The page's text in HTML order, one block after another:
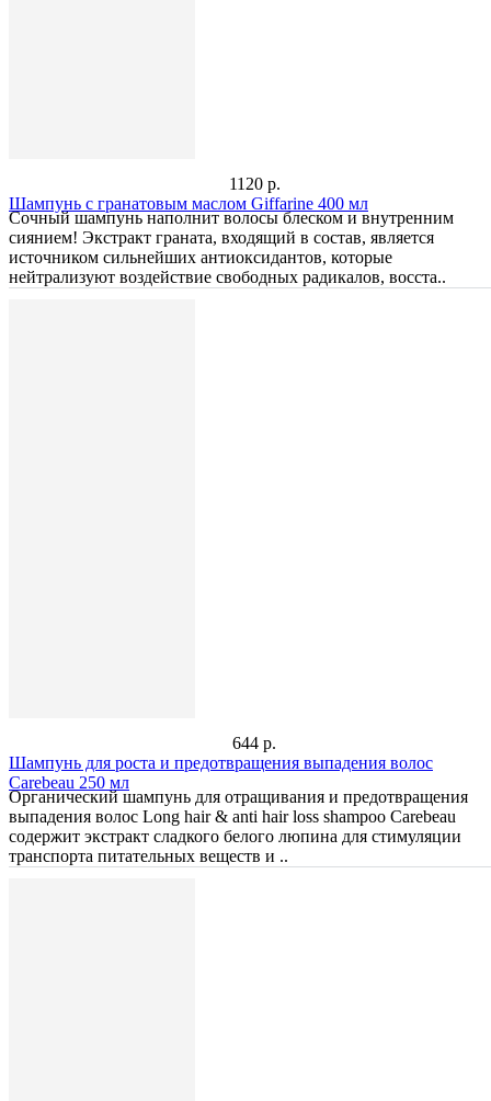
1120 р.
Шампунь с гранатовым маслом Giffarine 400 мл
Сочный шампунь наполнит волосы блеском и внутренним
сиянием! Экстракт граната, входящий в состав, является
источником сильнейших антиоксидантов, которые
нейтрализуют воздействие свободных радикалов, восста..
644 р.
Шампунь для роста и предотвращения выпадения волос
Carebeau 250 мл
Органический шампунь для отращивания и предотвращения
выпадения волос Long hair & anti hair loss shampoo Carebeau
содержит экстракт сладкого белого люпина для стимуляции
транспорта питательных веществ и ..